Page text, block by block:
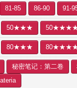
81-85 86-90 91-
50★★★
80★★★
秘密笔记：第二卷